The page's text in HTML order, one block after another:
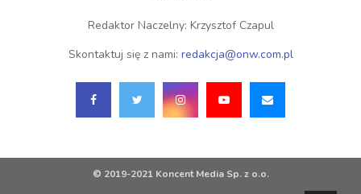
Redaktor Naczelny: Krzysztof Czapul
Skontaktuj się z nami: redakcja@onw.com.pl
© 2019-2021 Koncent Media Sp. z o.o.